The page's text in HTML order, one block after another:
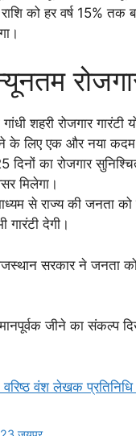
को हर वर्ष 15% तक
शहरी रोजगार
के लिए एक और नया कदम
का रोजगार
मिलेगा।
से राज्य की जनता
गारंटी देगी।
सरकार ने जनता
जीने का संकल्प
वरिष्ठ वंश लेखक